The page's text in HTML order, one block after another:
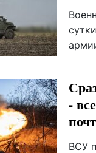
-
ВСУ